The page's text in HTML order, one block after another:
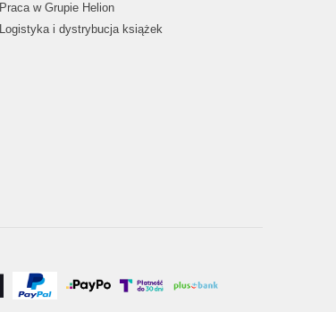
Praca w Grupie Helion
Logistyka i dystrybucja książek